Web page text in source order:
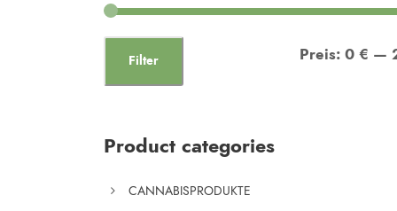
Filter Preis:0 € —
Product categories
CANNABISPRODUKTE